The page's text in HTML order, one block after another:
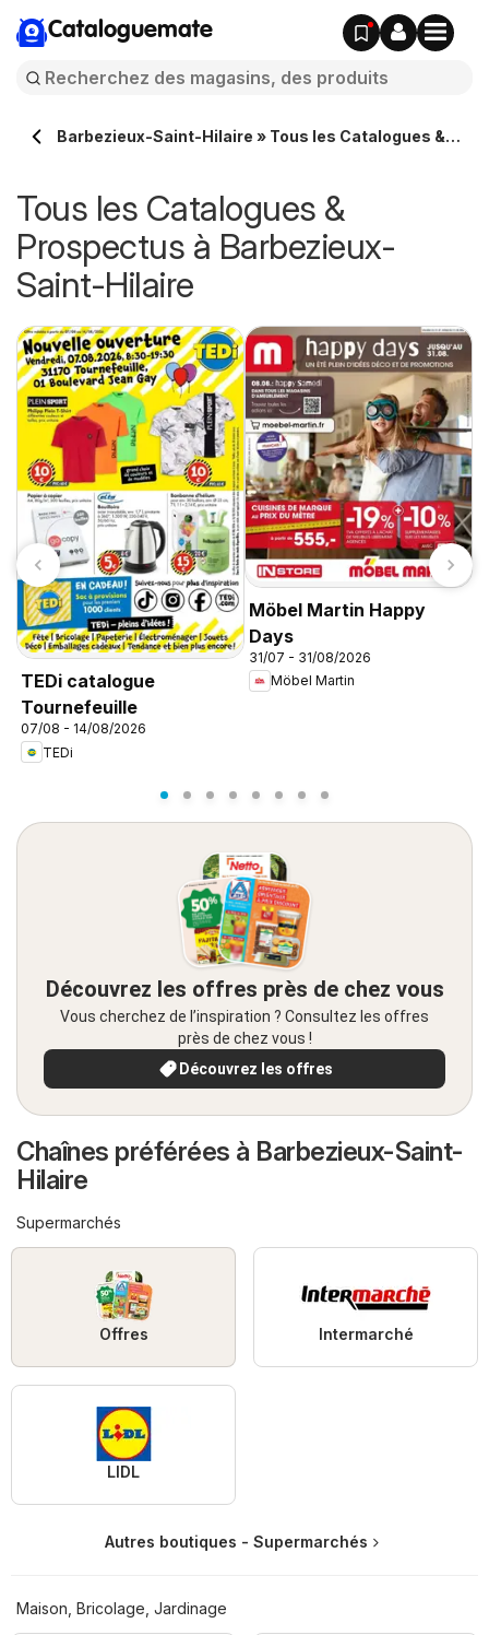
Cataloguemate
Barbezieux-Saint-Hilaire » Tous les Catalogues &
Tous les Catalogues &
Prospectus à Barbezieux-
Saint-Hilaire
TEDi catalogue
Tournefeuille
07/08 - 14/08/2026
TEDi
Möbel Martin Happy
Days
31/07 - 31/08/2026
Möbel Martin
Découvrez les offres près de chez vous
Vous cherchez de l’inspiration ? Consultez les offres
près de chez vous !
Découvrez les offres
Chaînes préférées à Barbezieux-Saint-
Hilaire
Supermarchés
Offres Intermarché
LIDL
Autres boutiques - Supermarchés
Maison, Bricolage, Jardinage